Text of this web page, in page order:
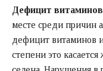
Дефицит
месте среди причин
дефицит витаминов
степени это